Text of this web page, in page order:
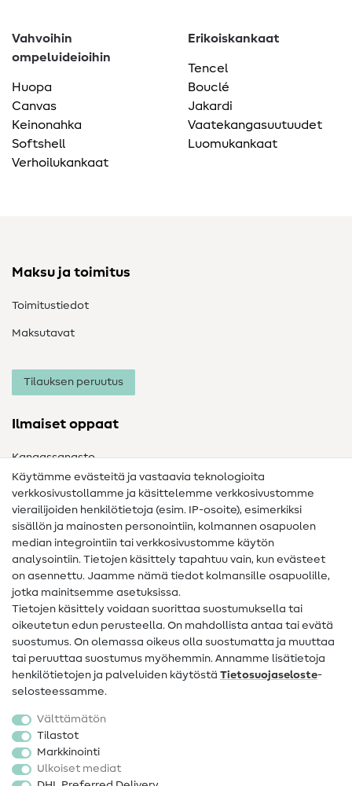
Vahvoihin
ompeluideioihin
Huopa
Canvas
Keinonahka
Softshell
Verhoilukankaat
Erikoiskankaat
Tencel
Bouclé
Jakardi
Vaatekangasuutuudet
Luomukankaat
Maksu ja toimitus
Toimitustiedot
Maksutavat
Tilauksen peruutus
Ilmaiset oppaat
Kangassanasto
Ompelusanasto
Ompeluohjeet
Apua ja yhteystiedot
Yhteystiedot
Tietoa omistajanvaihdoksesta
Peruutusoikeus
Suosittu
Kankaat
Ompelutarvikkeet
Ale
Käytämme evästeitä ja vastaavia teknologioita
verkkosivustollamme ja käsittelemme verkkosivustomme
vierailijoiden henkilötietoja (esim. IP-osoite), esimerkiksi
sisällön ja mainosten personointiin, kolmannen osapuolen
median integrointiin tai verkkosivustomme käytön
analysointiin. Tietojen käsittely tapahtuu vain, kun evästeet
on asennettu. Jaamme nämä tiedot kolmansille osapuolille,
jotka mainitsemme asetuksissa.
Tietojen käsittely voidaan suorittaa suostumuksella tai
oikeutetun edun perusteella. On mahdollista antaa tai evätä
suostumus. On olemassa oikeus olla suostumatta ja muuttaa
tai peruuttaa suostumus myöhemmin. Annamme lisätietoja
henkilötietojen ja palveluiden käytöstä Tietosuojaseloste-
selosteessamme.
Välttämätön
Tilastot
Markkinointi
Ulkoiset mediat